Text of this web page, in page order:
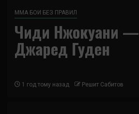
ММА БОИ БЕЗ ПРАВИЛ
Чиди Нжокуани —
Джаред Гуден
1 год тому назад Решит Сабитов